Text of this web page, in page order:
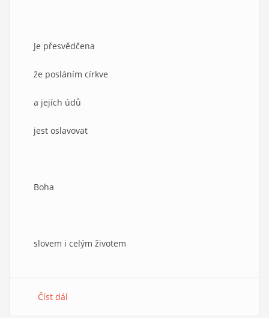
Je přesvědčena
že posláním církve
a jejích údů
jest oslavovat
Boha
slovem i celým životem
Číst dál